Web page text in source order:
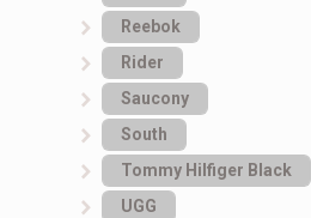
Reebok
Rider
Saucony
South
Tommy Hilfiger Black
UGG